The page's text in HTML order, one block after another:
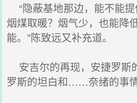
“隐蔽基地那边，能不能
烟煤取暖？烟气少，也能降
能。”陈致远又补充道。
安吉尔的再现，安捷罗斯
罗斯的坦白和……奈绪的事情